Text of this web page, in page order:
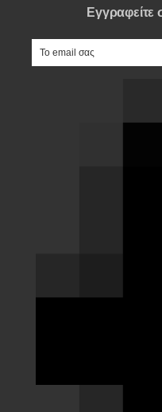
Εγγραφείτε
e-mail